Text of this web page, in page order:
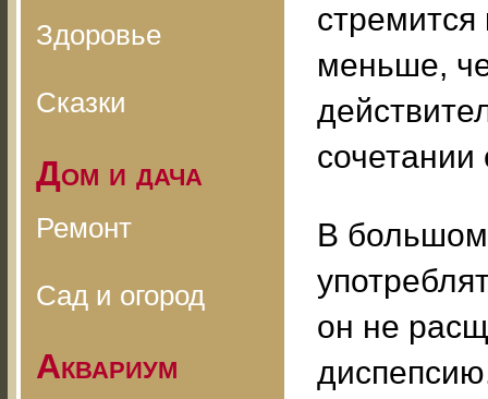
Здоровье
Сказки
Дом и дача
Ремонт
Сад и огород
Аквариум
меньше,
В большом
он не